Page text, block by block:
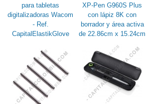
para tabletas
digitalizadoras Wacom
- Ref.
CapitalElastikGlove
XP-Pen G960S Plus
con lápiz 8K con
borrador y área activa
de 22.86cm x 15.24cm